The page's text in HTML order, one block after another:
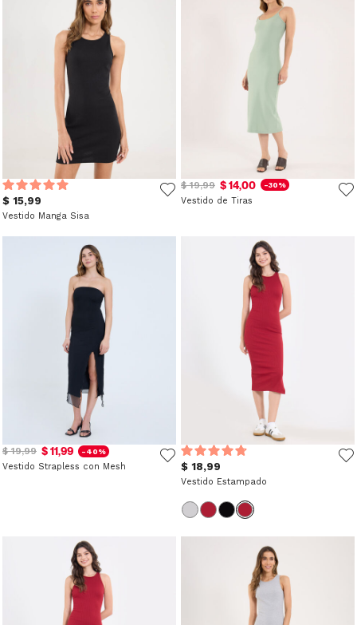
$ 15,99
Vestido Manga Sisa
$ 19,99 $ 14,00 -30%
Vestido de Tiras
$ 19,99 $ 11,99 -40%
Vestido Strapless con Mesh $ 18,99
Vestido Estampado